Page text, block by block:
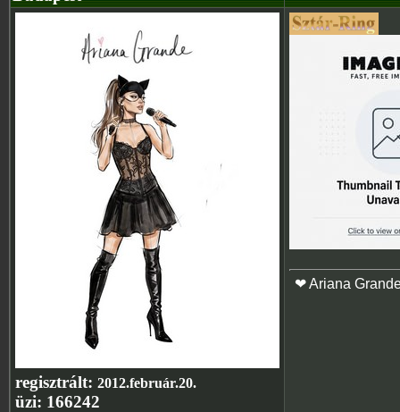
regisztrált: 2012.február.20.
üzi: 166242
❤ Ariana